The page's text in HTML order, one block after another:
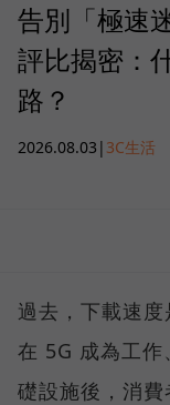
告別「極速
評比揭密：
路？
2026.08.03 | 3C生活
過去，下載速
在 5G 成為工作
礎設施後，消